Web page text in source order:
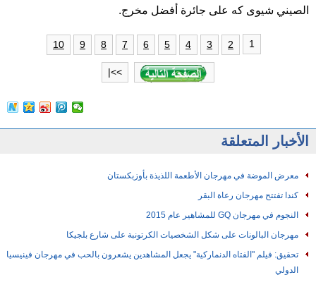
الصيني شيوى كه على جائرة أفضل مخرج.
1
2
3
4
5
6
7
8
9
10
>>|
الأخبار المتعلقة
معرض الموضة في مهرجان الأطعمة اللذيذة بأوزبكستان
كندا تفتتح مهرجان رعاة البقر
النجوم في مهرجان GQ للمشاهير عام 2015
مهرجان البالونات على شكل الشخصيات الكرتونبة على شارع بلجيكا
تحقيق: فيلم "الفتاه الدنماركية" يجعل المشاهدين يشعرون بالحب في مهرجان فينيسيا
الدولي